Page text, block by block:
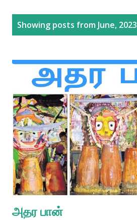
Showing posts from June, 2023
அதர பான்